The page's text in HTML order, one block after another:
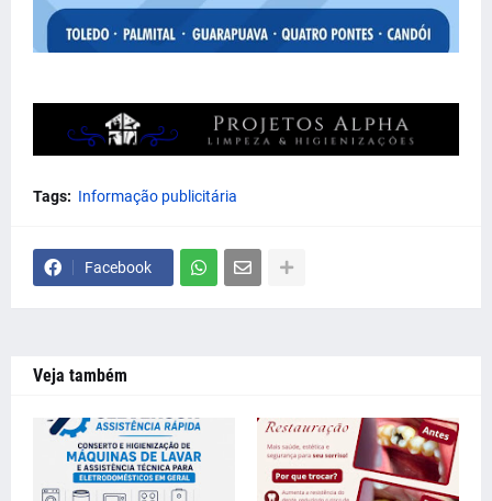
Tags: Informação publicitária
Facebook
Veja também